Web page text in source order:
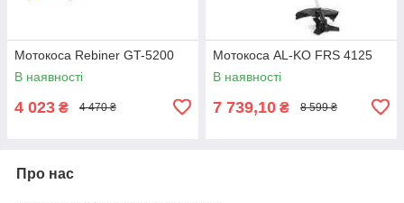
Мотокоса Rebiner GT-5200
В наявності
4 023 ₴ 4 470 ₴
Мотокоса AL-KO FRS 4125
В наявності
7 739,10 ₴ 8 599 ₴
Про нас